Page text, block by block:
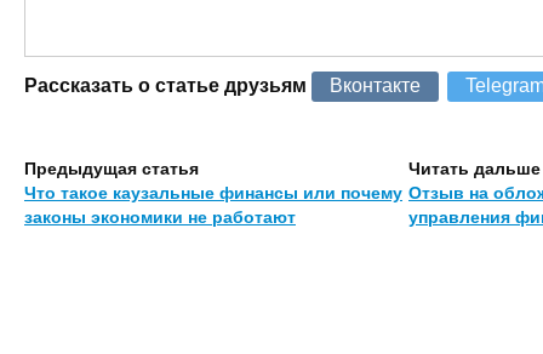
Рассказать о статье друзьям Вконтакте
Предыдущая статья
Что такое каузальные финансы или почему
законы экономики не работают
Читать дальше
Отзыв на
управления